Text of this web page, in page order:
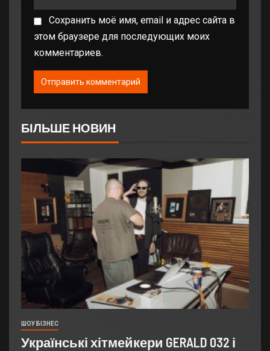
Сохранить моё имя, email и адрес сайта в
этом браузере для последующих моих
комментариев.
БІЛЬШЕ НОВИН
ШОУ БІЗНЕС
Українські хітмейкери GERALD 032 і